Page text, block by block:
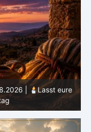
|
Lasst eure